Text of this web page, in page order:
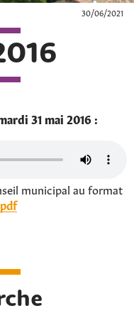
30/06/2021
31 mai 2016 :
municipal au format